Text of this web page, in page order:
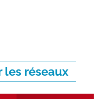
les réseaux